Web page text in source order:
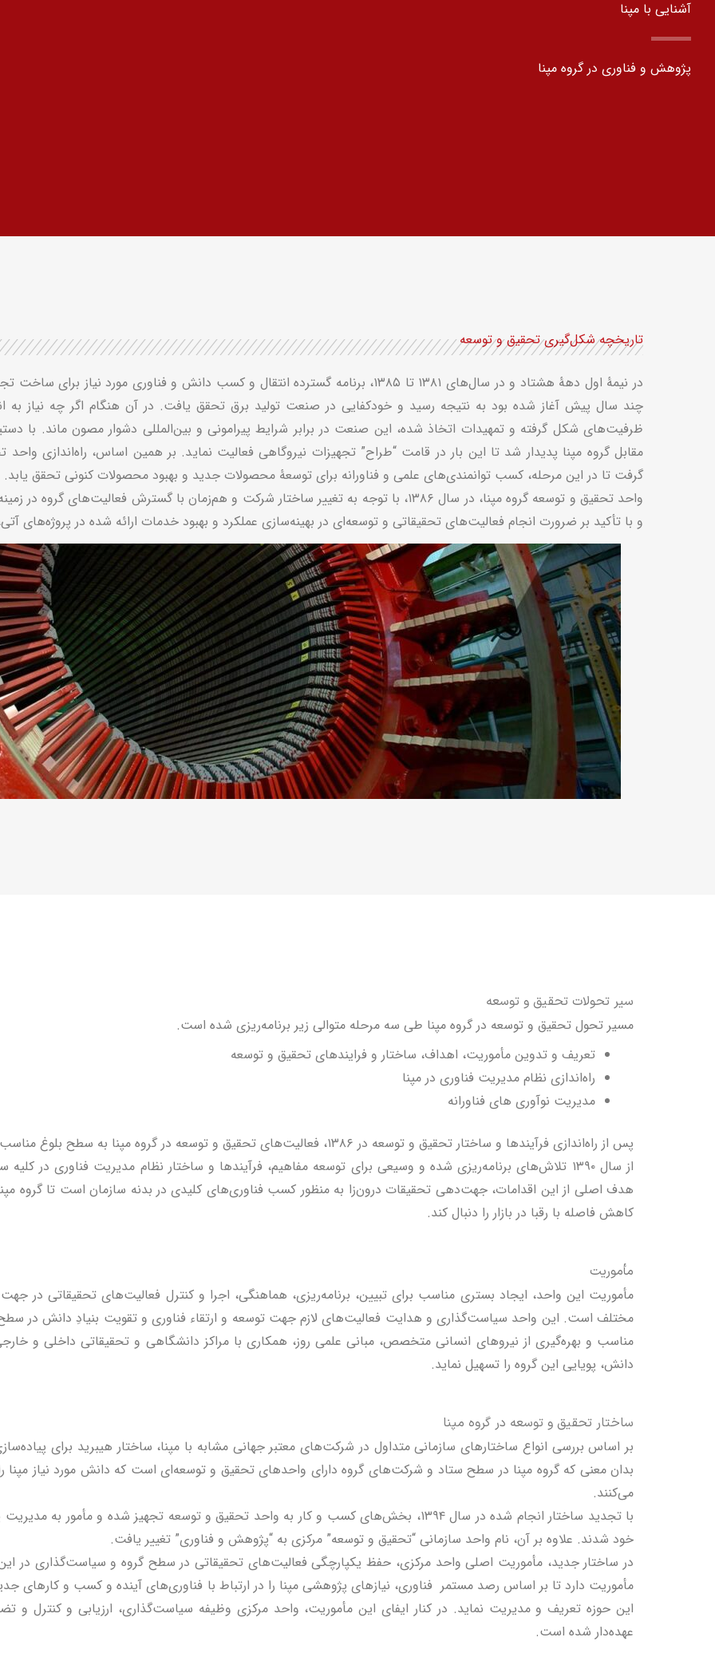
آشنایی با مپنا
پژوهش و فناوری در گروه مپنا
تاریخچه شکل‌گیری تحقیق و توسعه
در نیمۀ اول دهۀ هشتاد و در سال‌های ۱۳۸۱ تا ۱۳۸۵، برنامه گسترده انتقال و کسب دانش و فناوری
چند سال پیش آغاز شده بود به نتیجه رسید و خودکفایی در صنعت تولید برق تحقق یافت. در آن هنگام اگر چه نیاز به
ظرفیت‌های شکل گرفته و تمهیدات اتخاذ شده، این صنعت در برابر شرایط پیرامونی و بین‌المللی دشوار مصون ماند. با
مقابل گروه مپنا پدیدار شد تا این بار در قامت “طراح” تجهیزات نیروگاهی فعالیت نماید. بر همین اساس، راه‌اندازی واحد
گرفت تا در این مرحله، کسب توانمندی‌های علمی و فناورانه برای توسعۀ محصولات جدید و بهبود محصولات کنونی تحقق یابد.
واحد تحقیق و توسعه گروه مپنا، در سال ۱۳۸۶، با توجه به تغییر ساختار شرکت و هم‌زمان با گسترش
و با تأکید بر ضرورت انجام فعالیت‌های تحقیقاتی و توسعه‌ای در بهینه‌سازی عملکرد و بهبود خدمات ارائه شده در پروژه‌های
سیر تحولات تحقیق و توسعه
مسیر تحول تحقیق و توسعه در گروه مپنا طی سه مرحله متوالی زیر برنامه‌ریزی شده است.
تعریف و تدوین مأموریت، اهداف، ساختار و فرایندهای تحقیق و توسعه
راه‌اندازی نظام مدیریت فناوری در مپنا
مدیریت نوآوری های فناورانه
پس از راه‌اندازی فرآیندها و ساختار تحقیق و توسعه در ۱۳۸۶، فعالیت‌های تحقیق و توسعه در گروه مپنا به سطح بلوغ مناسب برای استقرار نظام مدیریت فناوری رسید.
از سال ۱۳۹۰ تلاش‌های برنامه‌ریزی شده و وسیعی برای توسعه مفاهیم، فرآیندها و ساختار نظام مدیریت فناوری در
هدف اصلی از این اقدامات، جهت‌دهی تحقیقات درون‌زا به منظور کسب فناوری‌های کلیدی در بدنه سازمان است تا گروه مپنا
کاهش فاصله با رقبا در بازار را دنبال کند.
مأموریت
مأموریت این واحد، ایجاد بستری مناسب برای تبیین، برنامه‌ریزی، هماهنگی، اجرا و کنترل فعالیت‌های تحقیقاتی در
مختلف است. این واحد سیاست‌گذاری و هدایت فعالیت‌های لازم جهت توسعه و ارتقاء فناوری و تقویت بنیادِ دانش در
مناسب و بهره‌گیری از نیروهای انسانی متخصص، مبانی علمی روز، همکاری با مراکز دانشگاهی و تحقیقاتی داخلی و
دانش، پویایی این گروه را تسهیل نماید.
ساختار تحقیق و توسعه در گروه مپنا
بر اساس بررسی انواع ساختارهای سازمانی متداول در شرکت‌های معتبر جهانی مشابه با مپنا، ساختار هیبرید برای
بدان معنی که گروه مپنا در سطح ستاد و شرکت‌های گروه دارای واحدهای تحقیق و توسعه‌ای است که دانش مورد نیاز مپنا
می‌کنند.
با تجدید ساختار انجام شده در سال ۱۳۹۴، بخش‌های کسب و کار به واحد تحقیق و توسعه تجهیز شده و
خود شدند. علاوه بر آن، نام واحد سازمانی “تحقیق و توسعه” مرکزی به “پژوهش و فناوری” تغییر یافت.
در ساختار جدید، مأموریت اصلی واحد مرکزی، حفظ یکپارچگی فعالیت‌های تحقیقاتی در سطح گروه و سیاست‌گذاری در
مأموریت دارد تا بر اساس رصد مستمر فناوری، نیازهای پژوهشی مپنا را در ارتباط با فناوری‌های آینده و کسب و کارهای
این حوزه تعریف و مدیریت نماید. در کنار ایفای این مأموریت، واحد مرکزی وظیفه سیاست‌گذاری، ارزیابی و کنترل و
عهده‌دار شده است.